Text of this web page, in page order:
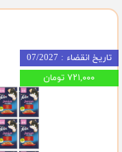
تاریخ انقضاء : 07/2027
۷۲۱,۰۰۰ تومان